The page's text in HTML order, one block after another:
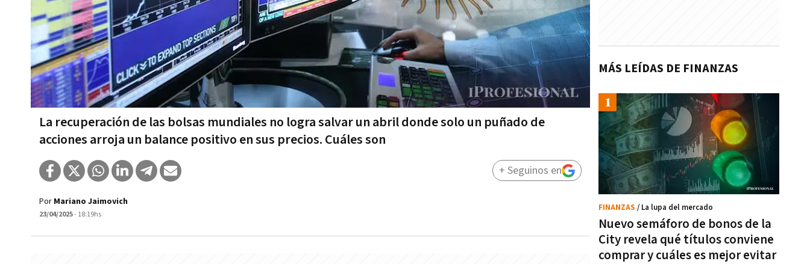
La recuperación de las bolsas mundiales no logra salvar un abril donde solo un puñado de
acciones arroja un balance positivo en sus precios. Cuáles son
Por Mariano Jaimovich
23/04/2025- 18:19hs
+ Seguinos en
MÁS LEÍDAS DE FINANZAS
Nuevo semáforo de bonos de la
City revela qué títulos conviene
comprar y cuáles es mejor evitar
FINANZAS / La lupa del mercado